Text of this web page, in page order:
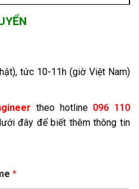
tức 10-11h (giờ Việt Nam)
theo hotline 096 110
đây để biết thêm thông tin
*